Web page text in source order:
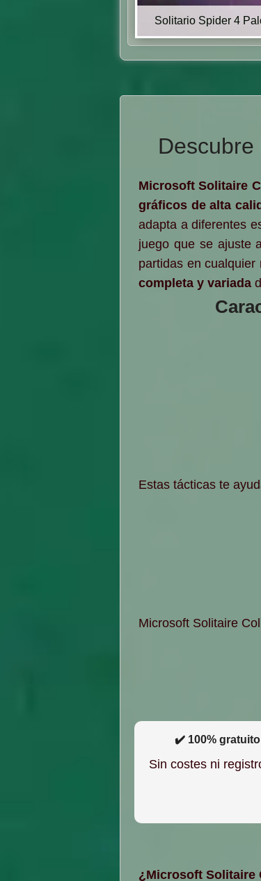
Solitario Spider 4
Microsoft Solitaire
gráficos de alta
adapta a diferentes
juego que se ajuste
partidas en cualquier
completa y variada
Estas tácticas te
Microsoft Solitaire
✔️ 100% gratuito
Sin costes ni
¿Microsoft Solitaire